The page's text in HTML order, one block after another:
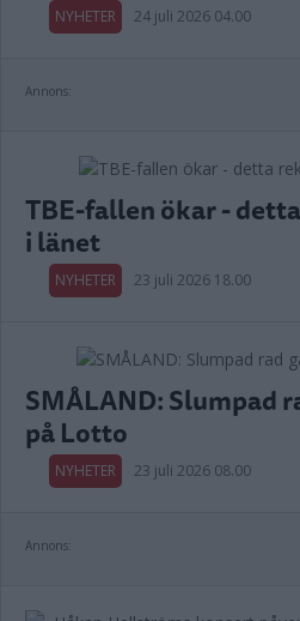
NYHETER 24 juli 2026 04.00
Annons:
TBE-fallen ökar -
i länet
NYHETER 23 juli 2026 18.00
SMÅLAND: Slumpad
på Lotto
NYHETER 23 juli 2026 08.00
Annons: